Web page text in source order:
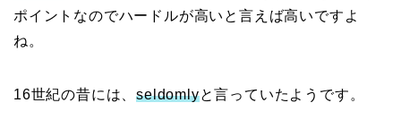
ポイントなのでハードルが高いと言えば高いですよ
ね。
16世紀の昔には、seldomlyと言っていたようです。